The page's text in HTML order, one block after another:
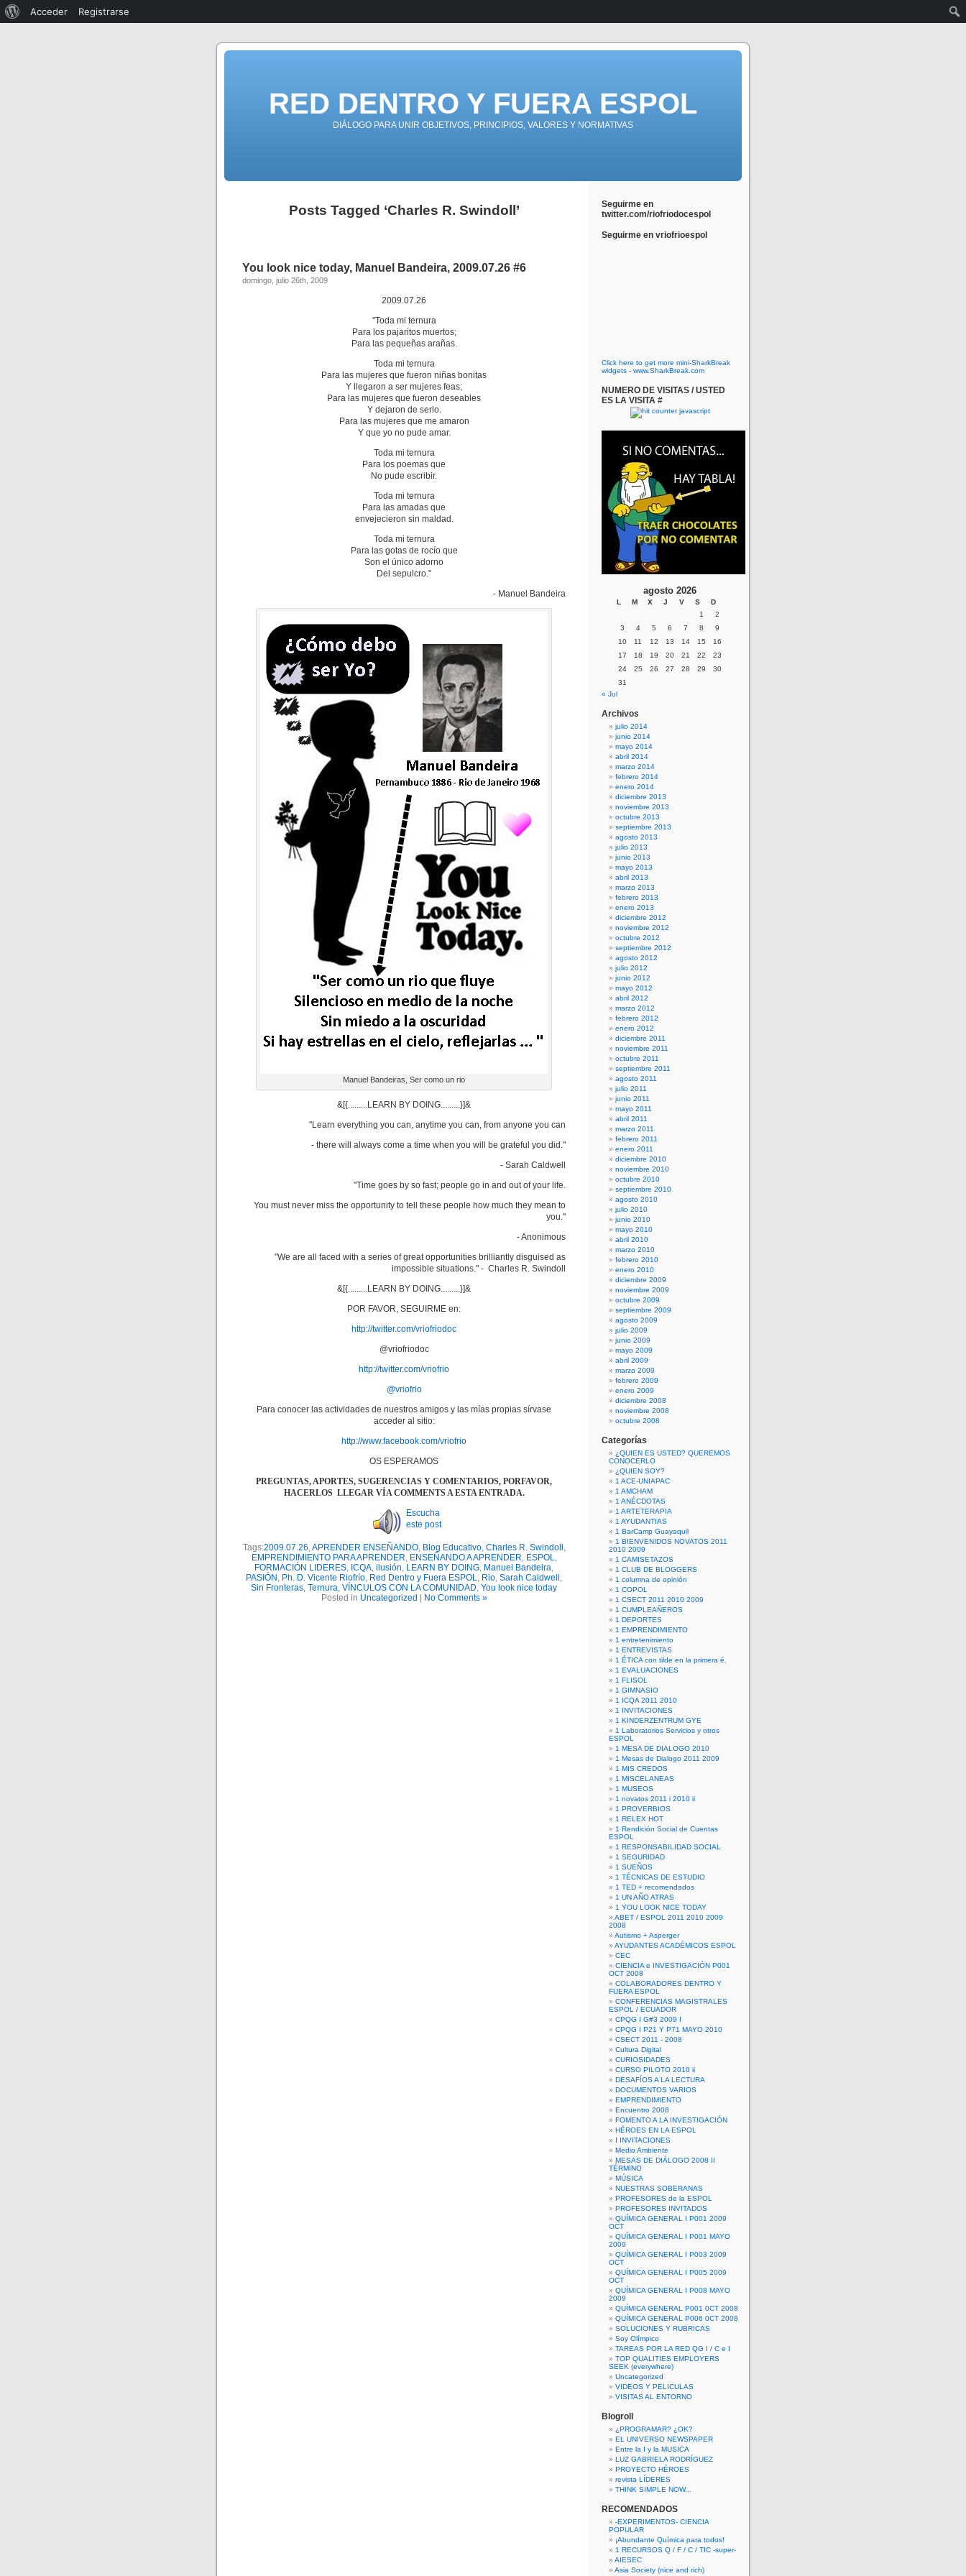
RED DENTRO Y FUERA ESPOL
DIÁLOGO PARA UNIR OBJETIVOS, PRINCIPIOS, VALORES Y NORMATIVAS
Posts Tagged ‘Charles R. Swindoll’
You look nice today, Manuel Bandeira, 2009.07.26 #6
domingo, julio 26th, 2009
2009.07.26
"Toda mi ternura
Para los pajaritos muertos;
Para las pequeñas arañas.
Toda mi ternura
Para las mujeres que fueron niñas bonitas
Y llegaron a ser mujeres feas;
Para las mujeres que fueron deseables
Y dejaron de serlo.
Para las mujeres que me amaron
Y que yo no pude amar.
Toda mi ternura
Para los poemas que
No pude escribir.
Toda mi ternura
Para las amadas que
envejecieron sin maldad.
Toda mi ternura
Para las gotas de rocío que
Son el único adorno
Del sepulcro."
- Manuel Bandeira
Manuel Bandeiras, Ser como un rio
&[{.........LEARN BY DOING.........}]&
"Learn everything you can, anytime you can, from anyone you can
- there will always come a time when you will be grateful you did."
- Sarah Caldwell
"Time goes by so fast; people go in and out of your life.
You must never miss the opportunity to tell these people how much they mean to
you."
- Anonimous
"We are all faced with a series of great opportunities brilliantly disguised as
impossible situations." - Charles R. Swindoll
&[{.........LEARN BY DOING.........}]&
POR FAVOR, SEGUIRME en:
http://twitter.com/vriofriodoc
@vriofriodoc
http://twitter.com/vriofrio
@vriofrio
Para conocer las actividades de nuestros amigos y las mías propias sírvase
acceder al sitio:
http://www.facebook.com/vriofrio
OS ESPERAMOS
PREGUNTAS, APORTES, SUGERENCIAS Y COMENTARIOS, PORFAVOR,
HACERLOS LLEGAR VÍA COMMENTS A ESTA ENTRADA.
Escucha
este post
Tags:2009.07.26,APRENDER ENSEÑANDO, Blog Educativo, Charles R. Swindoll ,
EMPRENDIMIENTO PARA APRENDER, ENSEÑANDO A APRENDER, ESPOL,
FORMACIÓN LIDERES, ICQA, ilusión, LEARN BY DOING, Manuel Bandeira,
PASIÓN , Ph. D. Vicente Riofrío, Red Dentro y Fuera ESPOL, Rio, Sarah Caldwell ,
Sin Fronteras, Ternura, VÍNCULOS CON LA COMUNIDAD, You look nice today
Posted in Uncategorized No Comments »
Seguirme en
twitter.com/riofriodocespol
Seguirme en vriofrioespol
Click here to get more mini-SharkBreak
widgets - www.SharkBreak.com
NUMERO DE VISITAS / USTED
ES LA VISITA #
agosto 2026
L M X J V S
D
1
2
3
4 5 6 7 8
9
10
11 12 13 14 15
16
17
18 19 20 21 22
23
24
25 26 27 28 29
30
31
« Jul
Archivos
julio 2014
junio 2014
mayo 2014
abril 2014
marzo 2014
febrero 2014
enero 2014
diciembre 2013
noviembre 2013
octubre 2013
septiembre 2013
agosto 2013
julio 2013
junio 2013
mayo 2013
abril 2013
marzo 2013
febrero 2013
enero 2013
diciembre 2012
noviembre 2012
octubre 2012
septiembre 2012
agosto 2012
julio 2012
junio 2012
mayo 2012
abril 2012
marzo 2012
febrero 2012
enero 2012
diciembre 2011
noviembre 2011
octubre 2011
septiembre 2011
agosto 2011
julio 2011
junio 2011
mayo 2011
abril 2011
marzo 2011
febrero 2011
enero 2011
diciembre 2010
noviembre 2010
octubre 2010
septiembre 2010
agosto 2010
julio 2010
junio 2010
mayo 2010
abril 2010
marzo 2010
febrero 2010
enero 2010
diciembre 2009
noviembre 2009
octubre 2009
septiembre 2009
agosto 2009
julio 2009
junio 2009
mayo 2009
abril 2009
marzo 2009
febrero 2009
enero 2009
diciembre 2008
noviembre 2008
octubre 2008
Categorías
¿QUIEN ES USTED? QUEREMOS
CONOCERLO
¿QUIEN SOY?
1 ACE-UNIAPAC
1 AMCHAM
1 ANÉCDOTAS
1 ARTETERAPIA
1 AYUDANTIAS
1 BarCamp Guayaquil
1 BIENVENIDOS NOVATOS 2011
2010 2009
1 CAMISETAZOS
1 CLUB DE BLOGGERS
1 columna de opinión
1 COPOL
1 CSECT 2011 2010 2009
1 CUMPLEAÑEROS
1 DEPORTES
1 EMPRENDIMIENTO
1 entretenimiento
1 ENTREVISTAS
1 ÉTICA con tilde en la primera é.
1 EVALUACIONES
1 FLISOL
1 GIMNASIO
1 ICQA 2011 2010
1 INVITACIONES
1 KINDERZENTRUM GYE
1 Laboratorios Servicios y otros
ESPOL
1 MESA DE DIALOGO 2010
1 Mesas de Dialogo 2011 2009
1 MIS CREDOS
1 MISCELANEAS
1 MUSEOS
1 novatos 2011 i 2010 ii
1 PROVERBIOS
1 RELEX HOT
1 Rendición Social de Cuentas
ESPOL
1 RESPONSABILIDAD SOCIAL
1 SEGURIDAD
1 SUEÑOS
1 TÉCNICAS DE ESTUDIO
1 TED + recomendados
1 UN AÑO ATRAS
1 YOU LOOK NICE TODAY
ABET / ESPOL 2011 2010 2009
2008
Autismo + Asperger
AYUDANTES ACADÉMICOS ESPOL
CEC
CIENCIA e INVESTIGACIÓN P001
OCT 2008
COLABORADORES DENTRO Y
FUERA ESPOL
CONFERENCIAS MAGISTRALES
ESPOL / ECUADOR
CPQG I G#3 2009 I
CPQG I P21 Y P71 MAYO 2010
CSECT 2011 - 2008
Cultura Digital
CURIOSIDADES
CURSO PILOTO 2010 ii
DESAFÍOS A LA LECTURA
DOCUMENTOS VARIOS
EMPRENDIMIENTO
Encuentro 2008
FOMENTO A LA INVESTIGACIÓN
HÉROES EN LA ESPOL
I INVITACIONES
Medio Ambiente
MESAS DE DIÁLOGO 2008 II
TÉRMINO
MÚSICA
NUESTRAS SOBERANAS
PROFESORES de la ESPOL
PROFESORES INVITADOS
QUÍMICA GENERAL I P001 2009
OCT
QUÍMICA GENERAL I P001 MAYO
2009
QUÍMICA GENERAL I P003 2009
OCT
QUÍMICA GENERAL I P005 2009
OCT
QUÍMICA GENERAL I P008 MAYO
2009
QUÍMICA GENERAL P001 0CT 2008
QUÍMICA GENERAL P006 0CT 2008
SOLUCIONES Y RUBRICAS
Soy Olímpico
TAREAS POR LA RED QG I / C e I
TOP QUALITIES EMPLOYERS
SEEK (everywhere)
Uncategorized
VIDEOS Y PELICULAS
VISITAS AL ENTORNO
Blogroll
¿PROGRAMAR? ¿OK?
EL UNIVERSO NEWSPAPER
Entre la I y la MUSICA
LUZ GABRIELA RODRÍGUEZ
PROYECTO HÉROES
revista LÍDERES
THINK SIMPLE NOW...
RECOMENDADOS
-EXPERIMENTOS- CIENCIA
POPULAR
¡Abundante Química para todos!
1 RECURSOS Q / F / C / TIC -super-
AIESEC
Asia Society (nice and rich)
Acceder Registrarse